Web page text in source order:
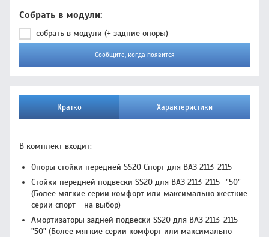
Собрать в модули
собрать в модули (+ задние опоры)
Сообщите, когда появится
Кратко Характеристики
В комплект входит:
Опоры стойки передней SS20 Спорт для ВАЗ 2113-2115
Стойки передней подвески SS20 для ВАЗ 2113-2115 -"50"
(Более мягкие серии комфорт или максимально жесткие
серии спорт - на выбор)
Амортизаторы задней подвески SS20 для ВАЗ 2113-2115 -
"50" (Более мягкие серии комфорт или максимально